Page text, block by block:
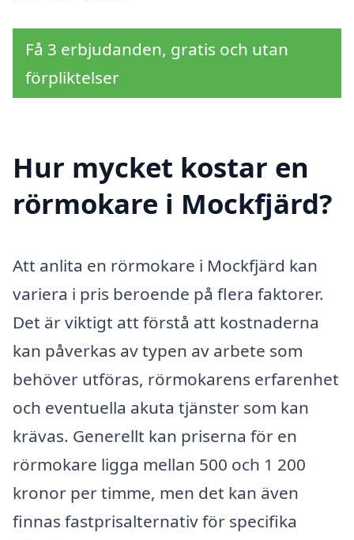
Få 3 erbjudanden, gratis och utan
förpliktelser
Hur mycket kostar en
rörmokare i Mockfjärd?
Att anlita en rörmokare i Mockfjärd kan
variera i pris beroende på flera faktorer.
Det är viktigt att förstå att kostnaderna
kan påverkas av typen av arbete som
behöver utföras, rörmokarens erfarenhet
och eventuella akuta tjänster som kan
krävas. Generellt kan priserna för en
rörmokare ligga mellan 500 och 1 200
kronor per timme, men det kan även
finnas fastprisalternativ för specifika